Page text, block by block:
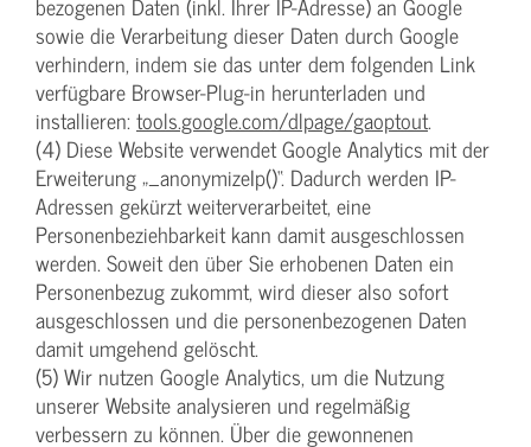
bezogenen Daten (inkl. Ihrer IP-Adresse) an Google
sowie die Verarbeitung dieser Daten durch Google
verhindern, indem sie das unter dem folgenden Link
verfügbare Browser-Plug-in herunterladen und
installieren: tools.google.com/dlpage/gaoptout.
(4) Diese Website verwendet Google Analytics mit der
Erweiterung „_anonymizeIp()“. Dadurch werden IP-
Adressen gekürzt weiterverarbeitet, eine
Personenbeziehbarkeit kann damit ausgeschlossen
werden. Soweit den über Sie erhobenen Daten ein
Personenbezug zukommt, wird dieser also sofort
ausgeschlossen und die personenbezogenen Daten
damit umgehend gelöscht.
(5) Wir nutzen Google Analytics, um die Nutzung
unserer Website analysieren und regelmäßig
verbessern zu können. Über die gewonnenen